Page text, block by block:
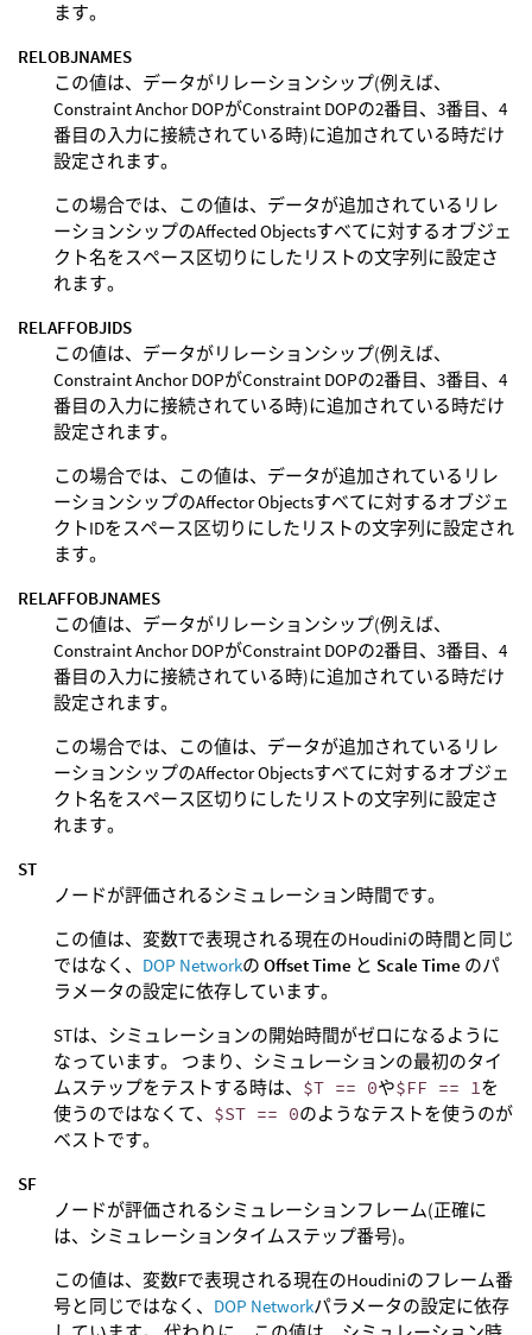
ます。
RELOBJNAMES
この値は、データがリレーションシップ(例えば、
Constraint Anchor DOPがConstraint DOPの2番目、3番目、4
番目の入力に接続されている時)に追加されている時だけ
設定されます。
この場合では、この値は、データが追加されているリレ
ーションシップのAffected Objectsすべてに対するオブジェ
クト名をスペース区切りにしたリストの文字列に設定さ
れます。
RELAFFOBJIDS
この値は、データがリレーションシップ(例えば、
Constraint Anchor DOPがConstraint DOPの2番目、3番目、4
番目の入力に接続されている時)に追加されている時だけ
設定されます。
この場合では、この値は、データが追加されているリレ
ーションシップのAffector Objectsすべてに対するオブジェ
クトIDをスペース区切りにしたリストの文字列に設定され
ます。
RELAFFOBJNAMES
この値は、データがリレーションシップ(例えば、
Constraint Anchor DOPがConstraint DOPの2番目、3番目、4
番目の入力に接続されている時)に追加されている時だけ
設定されます。
この場合では、この値は、データが追加されているリレ
ーションシップのAffector Objectsすべてに対するオブジェ
クト名をスペース区切りにしたリストの文字列に設定さ
れます。
ST
ノードが評価されるシミュレーション時間です。
この値は、変数Tで表現される現在のHoudiniの時間と同じ
ではなく、 DOP Networkの Offset Time と Scale Time のパ
ラメータの設定に依存しています。
STは、シミュレーションの開始時間がゼロになるように
なっています。 つまり、シミュレーションの最初のタイ
ムステップをテストする時は、 $T == 0や$FF == 1を
使うのではなくて、 $ST == 0のようなテストを使うのが
ベストです。
SF
ノードが評価されるシミュレーションフレーム(正確に
は、シミュレーションタイムステップ番号)。
この値は、変数Fで表現される現在のHoudiniのフレーム番
号と同じではなく、 DOP Networkパラメータの設定に依存